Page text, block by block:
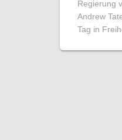
Regierung
Andrew
Tag in